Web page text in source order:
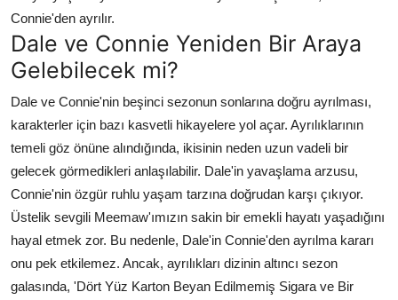
Connie'den ayrılır.
Dale ve Connie Yeniden Bir Araya
Gelebilecek mi?
Dale ve Connie'nin beşinci sezonun sonlarına doğru ayrılması,
karakterler için bazı kasvetli hikayelere yol açar. Ayrılıklarının
temeli göz önüne alındığında, ikisinin neden uzun vadeli bir
gelecek görmedikleri anlaşılabilir. Dale'in yavaşlama arzusu,
Connie'nin özgür ruhlu yaşam tarzına doğrudan karşı çıkıyor.
Üstelik sevgili Meemaw'ımızın sakin bir emekli hayatı yaşadığını
hayal etmek zor. Bu nedenle, Dale'in Connie'den ayrılma kararı
onu pek etkilemez. Ancak, ayrılıkları dizinin altıncı sezon
galasında, 'Dört Yüz Karton Beyan Edilmemiş Sigara ve Bir